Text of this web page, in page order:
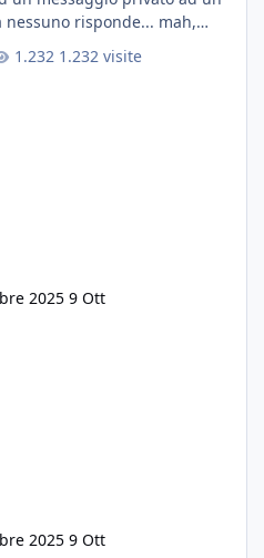
nessuno risponde... mah,
in un consiglio...
1.232 visite
2025 9 Ott
2025 9 Ott